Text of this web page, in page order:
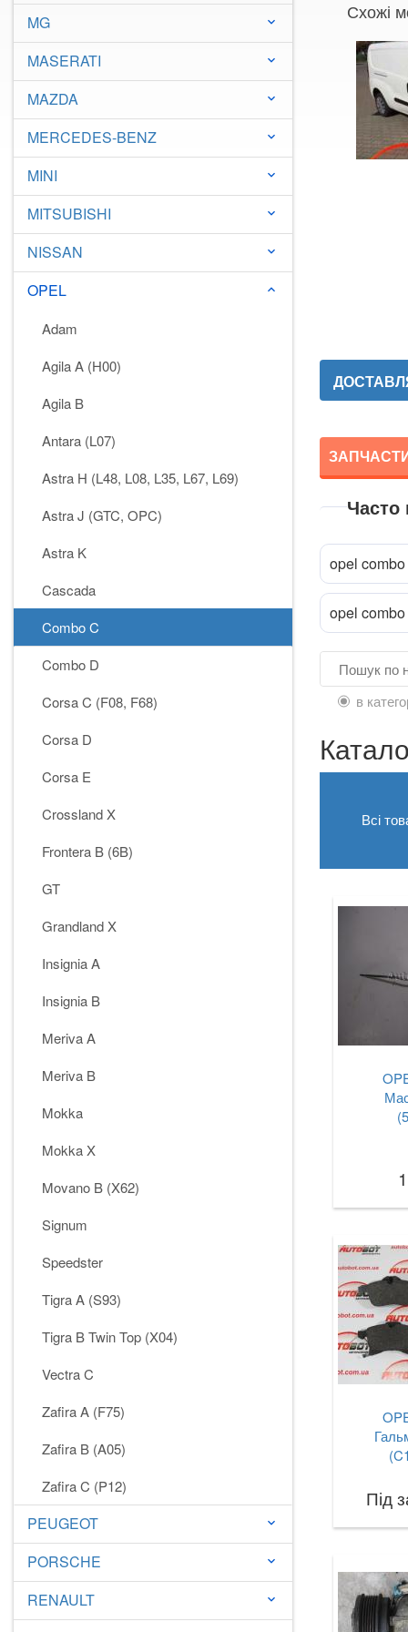
MG keyboard_arrow_down
MASERATI keyboard_arrow_down
MAZDA keyboard_arrow_down
MERCEDES-BENZ keyboard_arrow_down
MINI keyboard_arrow_down
MITSUBISHI keyboard_arrow_down
NISSAN keyboard_arrow_down
OPEL keyboard_arrow_down
Adam
Agila A (H00)
Agila B
Antara (L07)
Astra H (L48, L08, L35, L67, L69)
Astra J (GTC, OPC)
Astra K
Cascada
Combo C
Combo D
Corsa C (F08, F68)
Corsa D
Corsa E
Crossland X
Frontera B (6B)
GT
Grandland X
Insignia A
Insignia B
Meriva A
Meriva B
Mokka
Mokka X
Movano B (X62)
Signum
Speedster
Tigra A (S93)
Tigra B Twin Top (X04)
Vectra C
Zafira A (F75)
Zafira B (A05)
Zafira C (P12)
PEUGEOT keyboard_arrow_down
PORSCHE keyboard_arrow_down
RENAULT keyboard_arrow_down
Схожі
opel combo
opel
в
Всі
Під